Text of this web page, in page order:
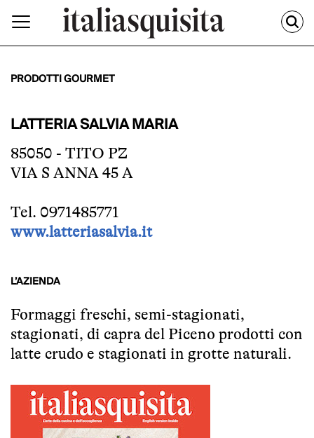
PRODOTTI GOURMET
LATTERIA SALVIA MARIA
85050 - TITO PZ
VIA S ANNA 45 A
Tel. 0971485771
www.latteriasalvia.it
L’AZIENDA
Formaggi freschi, semi-stagionati,
stagionati, di capra del Piceno prodotti con
latte crudo e stagionati in grotte naturali.